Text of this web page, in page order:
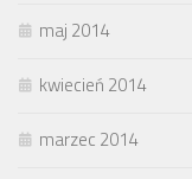
maj 2014
kwiecień 2014
marzec 2014